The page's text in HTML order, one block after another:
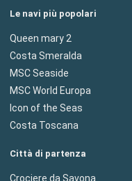
Le navi più popolari
Queen mary 2
Costa Smeralda
MSC Seaside
MSC World Europa
Icon of the Seas
Costa Toscana
Città di partenza
Crociere da Savona